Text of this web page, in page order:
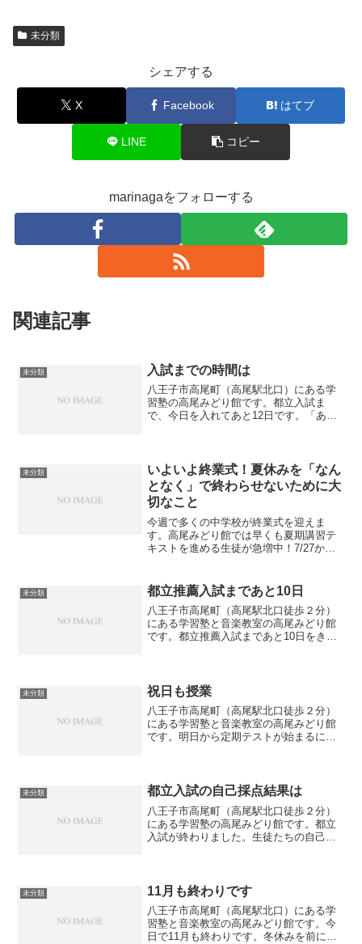
未分類
シェアする
X Facebook はてブ
LINE コピー
marinagaをフォローする
関連記事
未分類 入試までの時間は
八王子市高尾町（高尾駅北口）にある学
習塾の高尾みどり館です。都立入試ま
で、今日を入れてあと12日です。「あと
る」と最後の追い込み...
未分類
いよいよ終業式！夏休みを「なん
となく」で終わらせないために大
切なこと
今週で多くの中学校が終業式を迎えま
す。高尾みどり館では早くも夏期講習テ
キストを進める生徒が急増中！7/27から
ちな夏休みを、快適な教室で価値ある時
間に変えましょう！
未分類 都立推薦入試まであと10日
八王子市高尾町（高尾駅北口徒歩２分）
にある学習塾と音楽教室の高尾みどり館
です。都立推薦入試まであと10日をきり
を何回も書いているうち...
未分類 祝日も授業
八王子市高尾町（高尾駅北口徒歩２分）
にある学習塾と音楽教室の高尾みどり館
です。明日から定期テストが始まるにあ
多かったです。あとはテス...
未分類 都立入試の自己採点結果は
八王子市高尾町（高尾駅北口徒歩２分）
にある学習塾の高尾みどり館です。都立
入試が終わりました。生徒たちの自己採
ように、V模擬を４回！...
未分類 11月も終わりです
八王子市高尾町（高尾駅北口）にある学
習塾と音楽教室の高尾みどり館です。今
日で11月も終わりです。冬休みを前に中